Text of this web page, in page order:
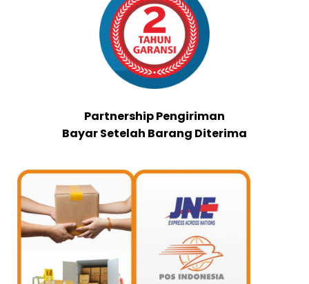
Partnership Pengiriman
Bayar Setelah Barang Diterima